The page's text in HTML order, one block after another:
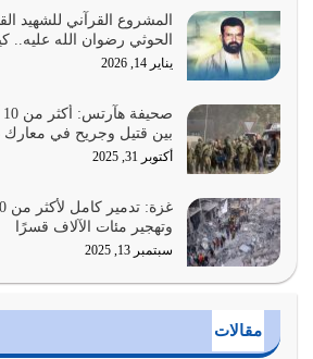
يوليو 28, 2026
هل نحن من الصالحين؟ قيِّم نفسك هنا
وأعرض نفسك، وأعرض ما لديك على…
يوليو 27, 2026
عندما يكون عدوك هو عدو الله معناه
فيه كثيرة وسينصرك الله عليه إذا…
يوليو 26, 2026
أراد الله لهذه الأمة ان تكون خير امة
الدين الذي شرعه الله لا يجوز أن يخضع
المشروع القرآني للشهيد
الحوثي رضوان الله
يناير 14, 2026
بين قتيل وجريح في معارك
أكتوبر 31, 2025
وتهجير مئات الآلاف قسرًا
سبتمبر 13, 2025
مقالات